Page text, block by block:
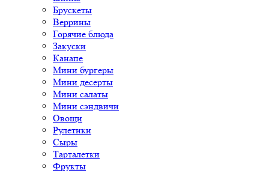
Брускеты
Веррины
Горячие блюда
Закуски
Канапе
Мини бургеры
Мини десерты
Мини салаты
Мини сэндвичи
Овощи
Рулетики
Сыры
Тарталетки
Фрукты